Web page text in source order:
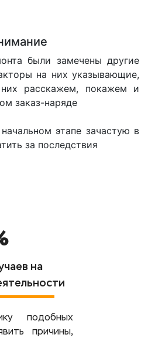
были замечены другие
на них указывающие,
расскажем, покажем и
заказ-наряде
этапе зачастую в
за последствия
на
подобных
причины,